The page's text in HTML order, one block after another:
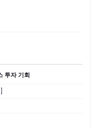
투자 기회